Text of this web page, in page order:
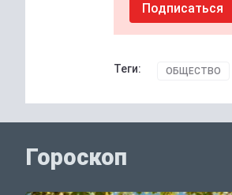
Подписаться
Теги: ОБЩЕСТВО
Гороскоп